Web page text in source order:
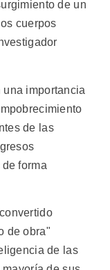
de un
cuerpos
importancia
de las
forma
de obra"
de las